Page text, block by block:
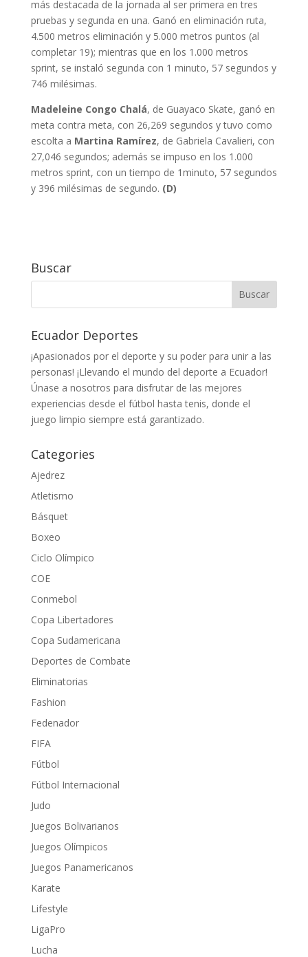
más destacada de la jornada al ser primera en tres
pruebas y segunda en una. Ganó en eliminación ruta,
4.500 metros eliminación y 5.000 metros puntos (al
completar 19); mientras que en los 1.000 metros
sprint, se instaló segunda con 1 minuto, 57 segundos y
746 milésimas.
Madeleine Congo Chalá, de Guayaco Skate, ganó en
meta contra meta, con 26,269 segundos y tuvo como
escolta a Martina Ramírez, de Gabriela Cavalieri, con
27,046 segundos; además se impuso en los 1.000
metros sprint, con un tiempo de 1minuto, 57 segundos
y 396 milésimas de segundo. (D)
Buscar
Ecuador Deportes
¡Apasionados por el deporte y su poder para unir a las
personas! ¡Llevando el mundo del deporte a Ecuador!
Únase a nosotros para disfrutar de las mejores
experiencias desde el fútbol hasta tenis, donde el
juego limpio siempre está garantizado.
Categories
Ajedrez
Atletismo
Básquet
Boxeo
Ciclo Olímpico
COE
Conmebol
Copa Libertadores
Copa Sudamericana
Deportes de Combate
Eliminatorias
Fashion
Fedenador
FIFA
Fútbol
Fútbol Internacional
Judo
Juegos Bolivarianos
Juegos Olímpicos
Juegos Panamericanos
Karate
Lifestyle
LigaPro
Lucha